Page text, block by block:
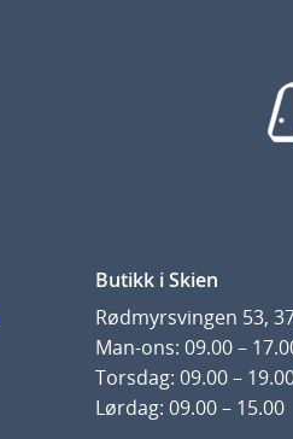
Butikk i Skien
Rødmyrsvingen 53,
Man-ons: 09.00 –
Torsdag: 09.00 –
Lørdag: 09.00 – 15.00